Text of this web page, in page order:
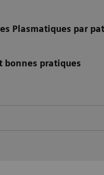
Plasmatiques par
bonnes pratiques